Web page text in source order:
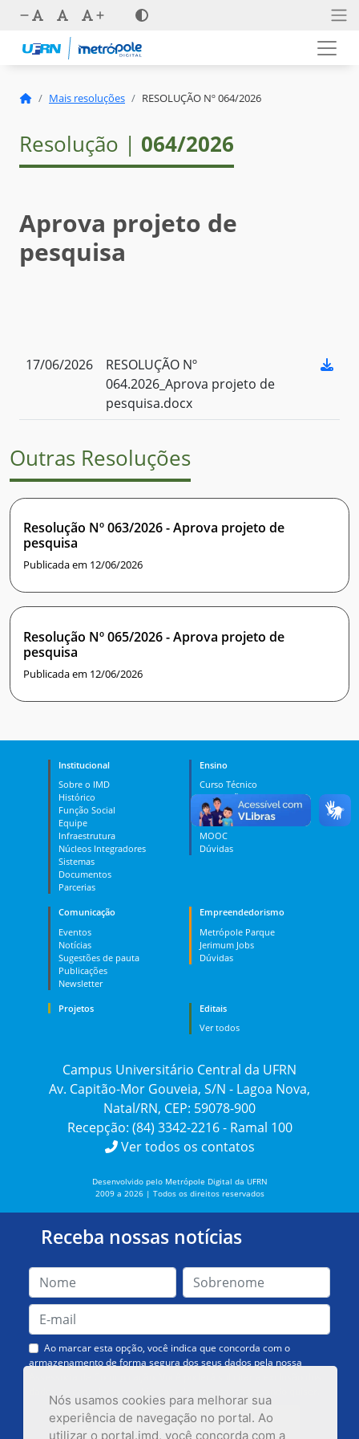
Nós usamos cookies para melhorar sua
experiência de navegação no portal. Ao
utilizar o portal.imd, você concorda com a
Mais resoluções RESOLUÇÃO Nº 064/2026
Resolução | 064/2026
Aprova projeto de
pesquisa
17/06/2026
RESOLUÇÃO Nº
064.2026_Aprova projeto de
pesquisa.docx
Outras Resoluções
Resolução Nº 063/2026 - Aprova projeto de
pesquisa
Publicada em 12/06/2026
Resolução Nº 065/2026 - Aprova projeto de
pesquisa
Publicada em 12/06/2026
Institucional
Sobre o IMD
Histórico
Função Social
Equipe
Infraestrutura
Núcleos Integradores
Sistemas
Documentos
Parcerias
Ensino
Curso Técnico
Graduação
Pós-graduação
PES
MOOC
Dúvidas
Comunicação
Eventos
Notícias
Sugestões de pauta
Publicações
Newsletter
Empreendedorismo
Metrópole Parque
Jerimum Jobs
Dúvidas
Projetos
Editais
Ver todos
Campus Universitário Central da UFRN
Av. Capitão-Mor Gouveia, S/N - Lagoa Nova,
Natal/RN, CEP: 59078-900
Recepção: (84) 3342-2216 - Ramal 100
Ver todos os contatos
Desenvolvido pelo Metrópole Digital da UFRN
2009 a 2026 | Todos os direitos reservados
Receba nossas notícias
Ao marcar esta opção, você indica que concorda com o
armazenamento de forma segura dos seus dados pela nossa